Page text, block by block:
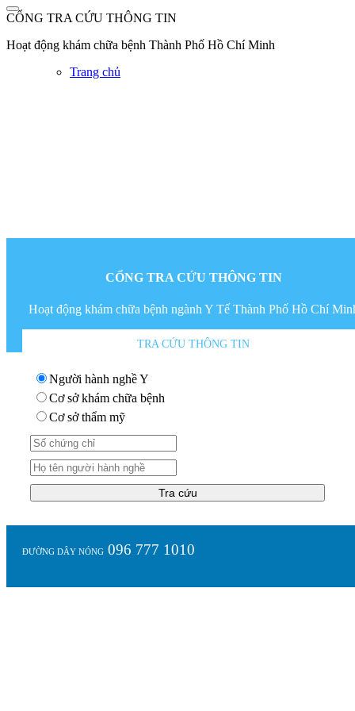
CỔNG TRA CỨU THÔNG TIN
Hoạt động khám chữa bệnh Thành Phố Hồ Chí Minh
Trang chủ
CỔNG TRA CỨU THÔNG TIN
Hoạt động khám chữa bệnh ngành Y Tế Thành Phố Hồ Chí
TRA CỨU THÔNG TIN
Người hành nghề Y
Cơ sở khám chữa bệnh
Cơ sở thẩm mỹ
Tra cứu
ĐƯỜNG DÂY NÓNG 096 777 1010